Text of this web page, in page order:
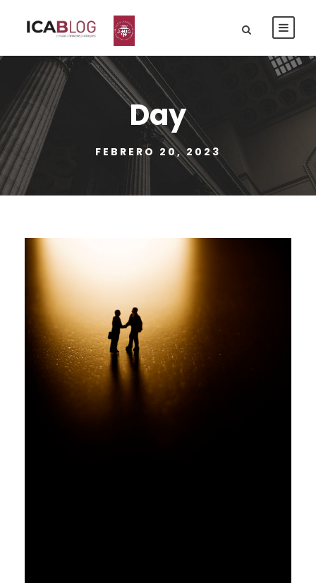
Day
FEBRERO 20, 2023